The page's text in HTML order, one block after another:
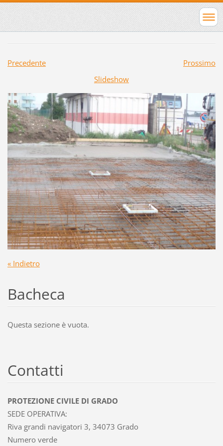
Precedente
Prossimo
Slideshow
« Indietro
Bacheca
Questa sezione è vuota.
Contatti
PROTEZIONE CIVILE DI GRADO
SEDE OPERATIVA:
Riva grandi navigatori 3, 34073 Grado
Numero verde